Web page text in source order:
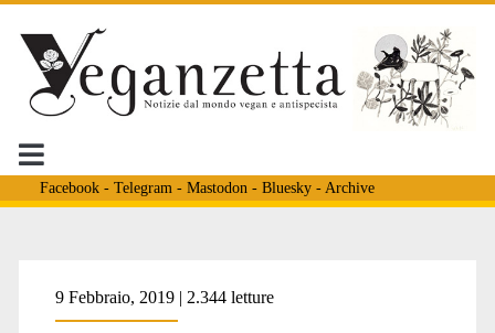
Facebook- Telegram - Mastodon - Bluesky- Archive
Tag:
9 Febbraio, 2019 | 2.344 letture